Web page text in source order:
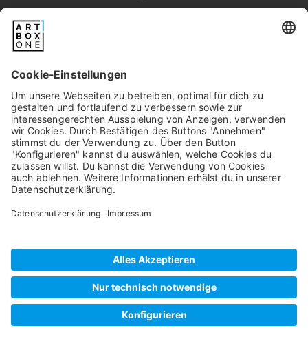
Pixum
Widerrufsbelehrung
Datenschutz
AGB/Kundeninfos
Impressum
©2026artboxONE